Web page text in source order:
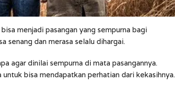
menjadi pasangan yang sempurna bagi
senang dan merasa selalu dihargai.
agar dinilai sempurna di mata pasangannya.
bisa mendapatkan perhatian dari kekasihnya.